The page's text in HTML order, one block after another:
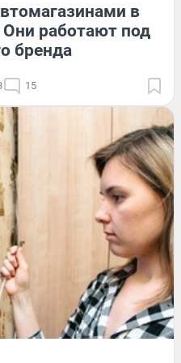
в
работают под
бренда
15